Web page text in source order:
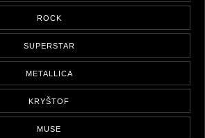
ROCK
SUPERSTAR
METALLICA
KRYŠTOF
MUSE